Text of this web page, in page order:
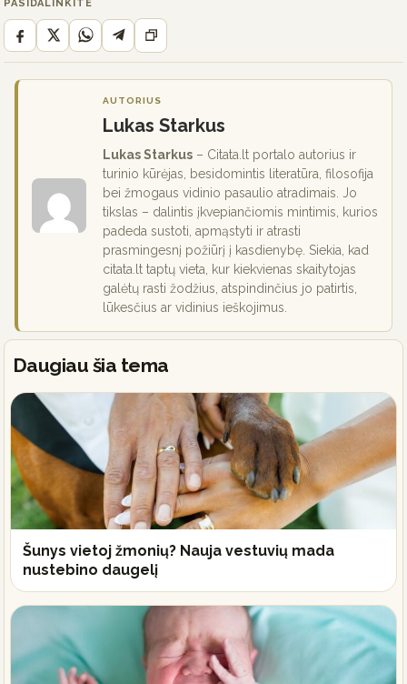
PASIDALINKITE
AUTORIUS
Lukas Starkus
Lukas Starkus – Citata.lt portalo autorius ir
turinio kūrėjas, besidomintis literatūra, filosofija
bei žmogaus vidinio pasaulio atradimais. Jo
tikslas – dalintis įkvepiančiomis mintimis, kurios
padeda sustoti, apmąstyti ir atrasti
prasmingesnį požiūrį į kasdienybę. Siekia, kad
citata.lt taptų vieta, kur kiekvienas skaitytojas
galėtų rasti žodžius, atspindinčius jo patirtis,
lūkesčius ar vidinius ieškojimus.
Daugiau šia tema
Šunys vietoj žmonių? Nauja vestuvių mada
nustebino daugelį